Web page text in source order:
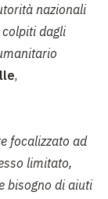
nazionali
colpiti dagli
,
focalizzato ad
limitato,
bisogno di aiuti